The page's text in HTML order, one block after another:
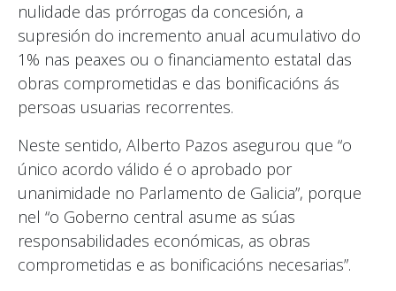
nulidade das prórrogas da concesión, a
supresión do incremento anual acumulativo do
1% nas peaxes ou o financiamento estatal das
obras comprometidas e das bonificacións ás
persoas usuarias recorrentes.
Neste sentido, Alberto Pazos asegurou que “o
único acordo válido é o aprobado por
unanimidade no Parlamento de Galicia”, porque
nel “o Goberno central asume as súas
responsabilidades económicas, as obras
comprometidas e as bonificacións necesarias”.